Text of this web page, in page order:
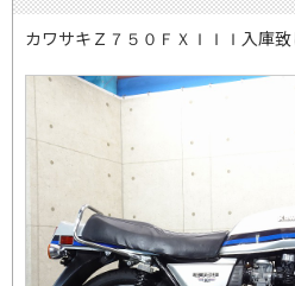
カワサキＺ７５０ＦＸＩＩＩ入庫